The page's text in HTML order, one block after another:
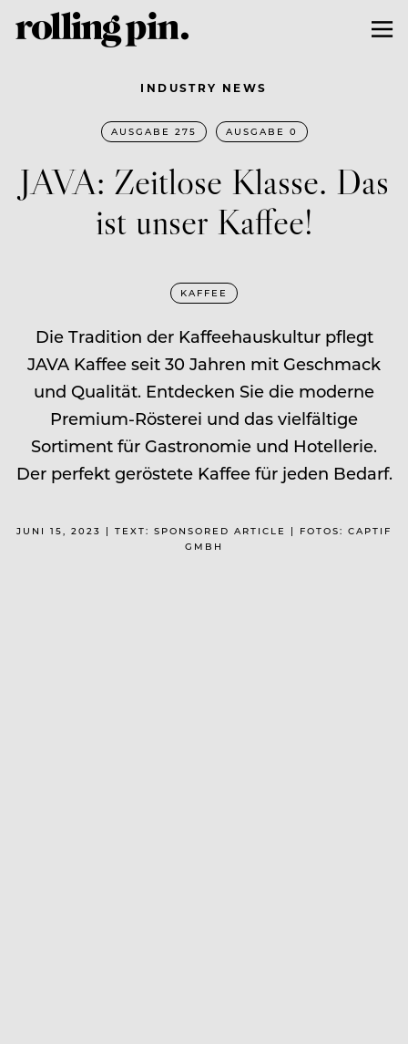
INDUSTRY NEWS
AUSGABE 275 AUSGABE 0
JAVA: Zeitlose Klasse. Das
ist unser Kaffee!
KAFFEE
Die Tradition der Kaffeehauskultur pflegt
JAVA Kaffee seit 30 Jahren mit Geschmack
und Qualität. Entdecken Sie die moderne
Premium-Rösterei und das vielfältige
Sortiment für Gastronomie und Hotellerie.
Der perfekt geröstete Kaffee für jeden Bedarf.
JUNI 15, 2023 | TEXT: SPONSORED ARTICLE | FOTOS: CAPTIF
GMBH